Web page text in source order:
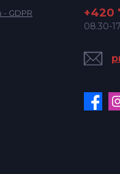
GDPR
+420
08.30-